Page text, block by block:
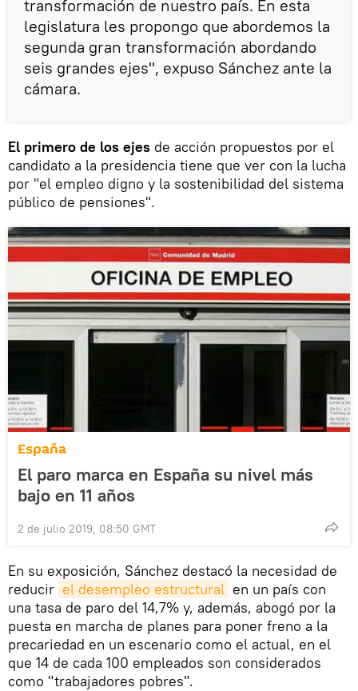
transformación de nuestro país. En esta
legislatura les propongo que abordemos la
segunda gran transformación abordando
seis grandes ejes", expuso Sánchez ante la
cámara.
El primero de los ejes de acción propuestos por el
candidato a la presidencia tiene que ver con la lucha
por "el empleo digno y la sostenibilidad del sistema
público de pensiones".
España
El paro marca en España su nivel más
bajo en 11 años
2 de julio 2019, 08:50 GMT
En su exposición, Sánchez destacó la necesidad de
reducir el desempleo estructural en un país con
una tasa de paro del 14,7% y, además, abogó por la
puesta en marcha de planes para poner freno a la
precariedad en un escenario como el actual, en el
que 14 de cada 100 empleados son considerados
como "trabajadores pobres".